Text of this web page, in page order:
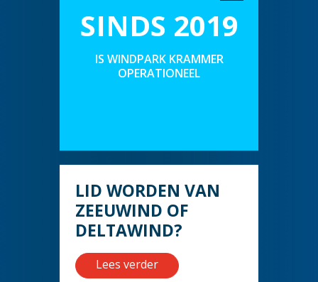
SINDS 2019
IS WINDPARK KRAMMER
OPERATIONEEL
LID WORDEN VAN
ZEEUWIND OF
DELTAWIND?
Lees verder